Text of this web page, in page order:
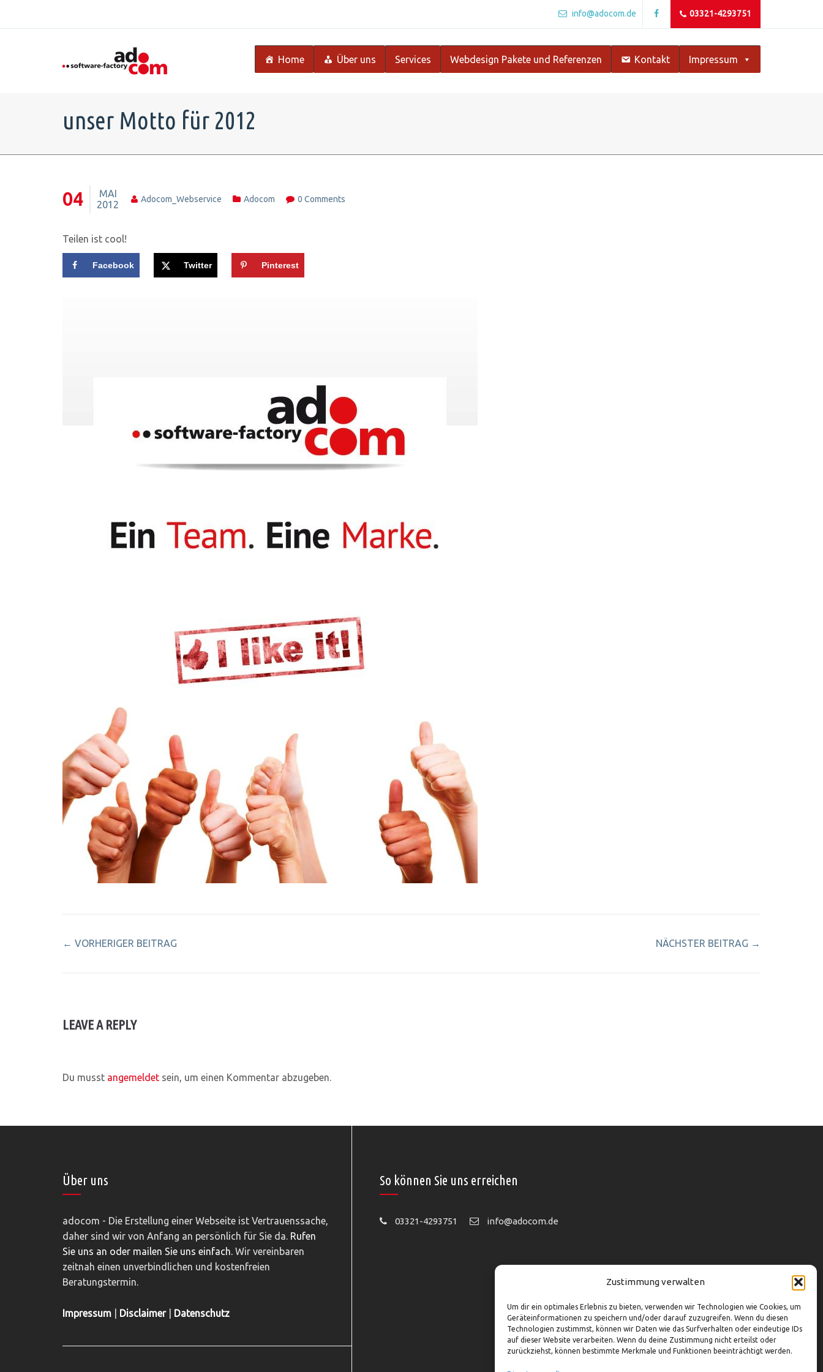
Zustimmung verwalten
Um dir ein optimales Erlebnis zu bieten, verwenden wir Technologien wie Cookies, um
Geräteinformationen zu speichern und/oder darauf zuzugreifen. Wenn du diesen
Technologien zustimmst, können wir Daten wie das Surfverhalten oder eindeutige IDs
auf dieser Website verarbeiten. Wenn du deine Zustimmung nicht erteilst oder
zurückziehst, können bestimmte Merkmale und Funktionen beeinträchtigt werden.
info@adocom.de 03321-4293751
Home Über uns Services Webdesign Pakete und Referenzen Kontakt Impressum
unser Motto für 2012
04
MAI
2012
Adocom_Webservice Adocom 0 Comments
Teilen ist cool!
Facebook Twitter Pinterest
← VORHERIGER BEITRAG NÄCHSTER BEITRAG →
LEAVE A REPLY
Du musst angemeldet sein, um einen Kommentar abzugeben.
Über uns
adocom - Die Erstellung einer Webseite ist Vertrauenssache,
daher sind wir von Anfang an persönlich für Sie da. Rufen
Sie uns an oder mailen Sie uns einfach. Wir vereinbaren
zeitnah einen unverbindlichen und kostenfreien
Beratungstermin.
Impressum Disclaimer| Datenschutz
So können Sie uns erreichen
03321-4293751 info@adocom.de